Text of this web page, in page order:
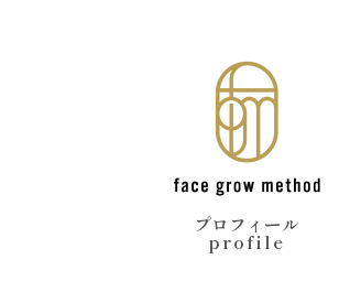
プロフィール
profile